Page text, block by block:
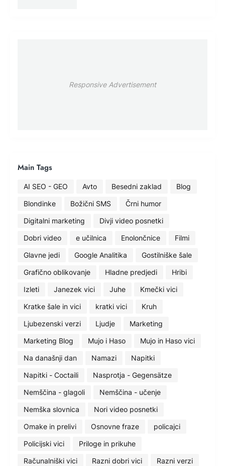
Responsive Advertisement
Main Tags
AI SEO - GEO Avto Besedni zaklad
Blog
Blondinke
Božični SMS
Črni humor
Digitalni marketing
Divji video posnetki
Dobri video
e učilnica Enolončnice
Filmi
Glavne jedi
Google Analitika
Gostilniške šale
Grafično oblikovanje
Hladne predjedi
Hribi
Izleti
Janezek vici Juhe
Kmečki vici
Kratke šale in vici
kratki vici
Kruh
Ljubezenski verzi
Ljudje
Marketing
Marketing Blog
Mujo i Haso
Mujo in Haso vici
Na današnji dan
Namazi
Napitki
Napitki - Coctaili
Nasprotja - Gegensätze
Nemščina - glagoli
Nemščina - učenje
Nemška slovnica
Nori video posnetki
Omake in prelivi
Osnovne fraze
policajci
Policijski vici
Priloge in prikuhe
Računalniški vici
Razni dobri vici
Razni verzi